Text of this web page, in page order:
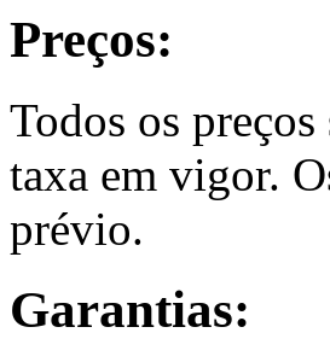
Preços:
Todos os
taxa em vigor.
prévio.
Garantias: